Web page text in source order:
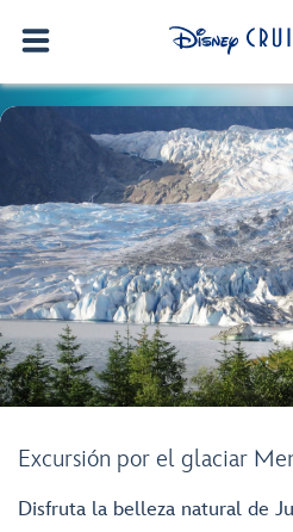
Excursión por el glaciar
Disfruta la belleza natural de